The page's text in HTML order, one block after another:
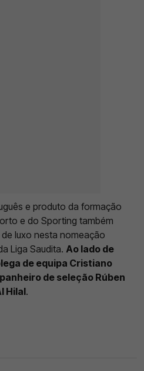
e produto da formação
e do Sporting também
luxo nesta nomeação
Liga Saudita. Ao lado de
de equipa Cristiano
de seleção Rúben
Hilal.